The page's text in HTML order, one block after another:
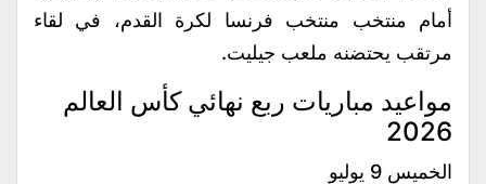
أمام منتخب منتخب فرنسا لكرة القدم، في لقاء
مرتقب يحتضنه ملعب جيليت.
مواعيد مباريات ربع نهائي كأس العالم
2026
الخميس 9 يوليو